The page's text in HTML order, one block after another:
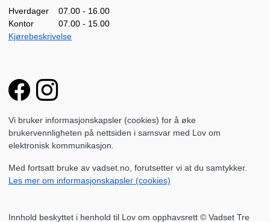
Hverdager
Kontor
07.00 - 16.00
07.00 - 15.00
Kjørebeskrivelse
Vi bruker informasjonskapsler (cookies) for å øke
brukervennligheten på nettsiden i samsvar med Lov om
elektronisk kommunikasjon.
Med fortsatt bruke av vadset.no, forutsetter vi at du samtykker.
Les mer om informasjonskapsler (cookies)
Innhold beskyttet i henhold til Lov om opphavsrett © Vadset Tre